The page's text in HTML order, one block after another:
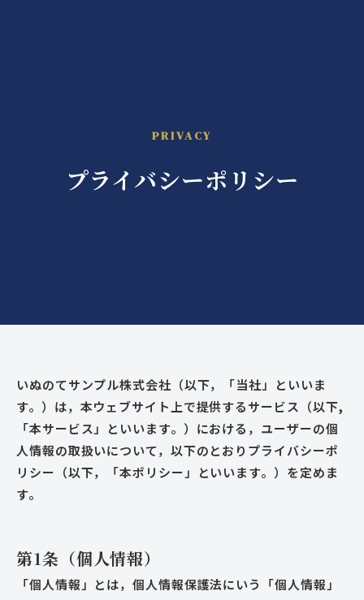
PRIVACY
プライバシーポリシー
いぬのてサンプル株式会社（以下，「当社」といいま
す。）は，本ウェブサイト上で提供するサービス（以下,
「本サービス」といいます。）における，ユーザーの個
人情報の取扱いについて，以下のとおりプライバシーポ
リシー（以下，「本ポリシー」といいます。）を定めま
す。
第1条（個人情報）
「個人情報」とは，個人情報保護法にいう「個人情報」